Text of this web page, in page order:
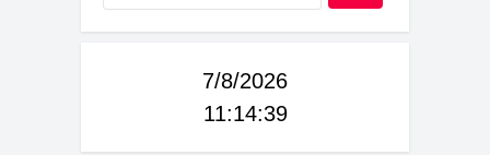
7/8/2026
11:14:39